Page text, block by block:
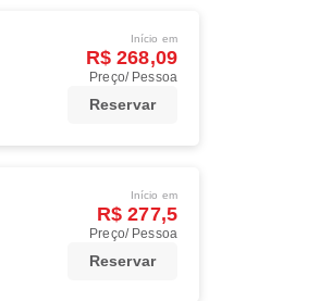
Início em
R$ 268,09
Preço/ Pessoa
Reservar
Início em
R$ 277,5
Preço/ Pessoa
Reservar